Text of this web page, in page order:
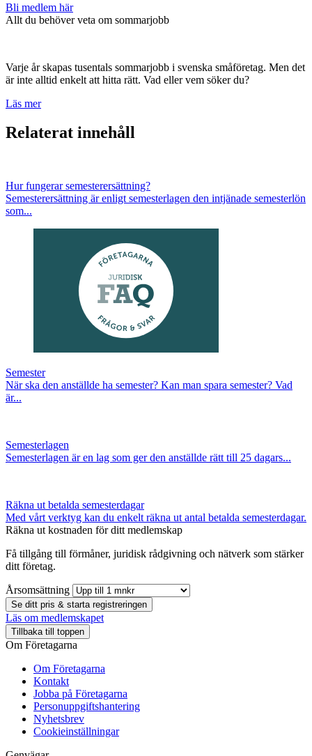
Bli medlem här
Allt du behöver veta om sommarjobb
Varje år skapas tusentals sommarjobb i svenska småföretag. Men det
är inte alltid enkelt att hitta rätt. Vad eller vem söker du?
Läs mer
Relaterat innehåll
Hur fungerar semesterersättning?
Semesterersättning är enligt semesterlagen den intjänade semesterlön
som...
Semester
När ska den anställde ha semester? Kan man spara semester? Vad
är...
Semesterlagen
Semesterlagen är en lag som ger den anställde rätt till 25 dagars...
Räkna ut betalda semesterdagar
Med vårt verktyg kan du enkelt räkna ut antal betalda semesterdagar.
Räkna ut kostnaden för ditt medlemskap
Få tillgång till förmåner, juridisk rådgivning och nätverk som stärker
ditt företag.
Årsomsättning
Se ditt pris & starta registreringen
Läs om medlemskapet
Tillbaka till toppen
Om Företagarna
Om Företagarna
Kontakt
Jobba på Företagarna
Personuppgiftshantering
Nyhetsbrev
Cookieinställningar